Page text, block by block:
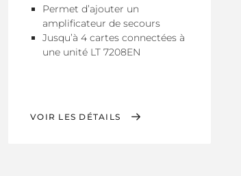
Permet d’ajouter un
amplificateur de secours
Jusqu’à 4 cartes connectées à
une unité LT 7208EN
VOIR LES DÉTAILS